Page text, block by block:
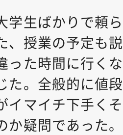
学生ばかりで頼
、授業の予定も
った時間に行く
た。全般的に値
イマイチ下手く
か疑問であった。